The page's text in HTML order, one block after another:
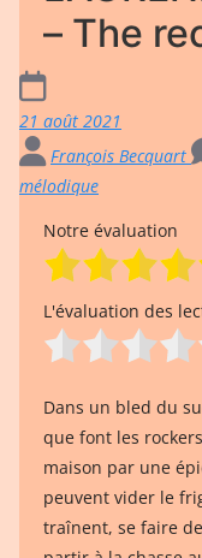
– The
21 août 2021
François Becquart
mélodique
Notre évaluation
L'évaluation des
Dans un bled du
que font les
maison par une
peuvent vider le
traînent, se faire